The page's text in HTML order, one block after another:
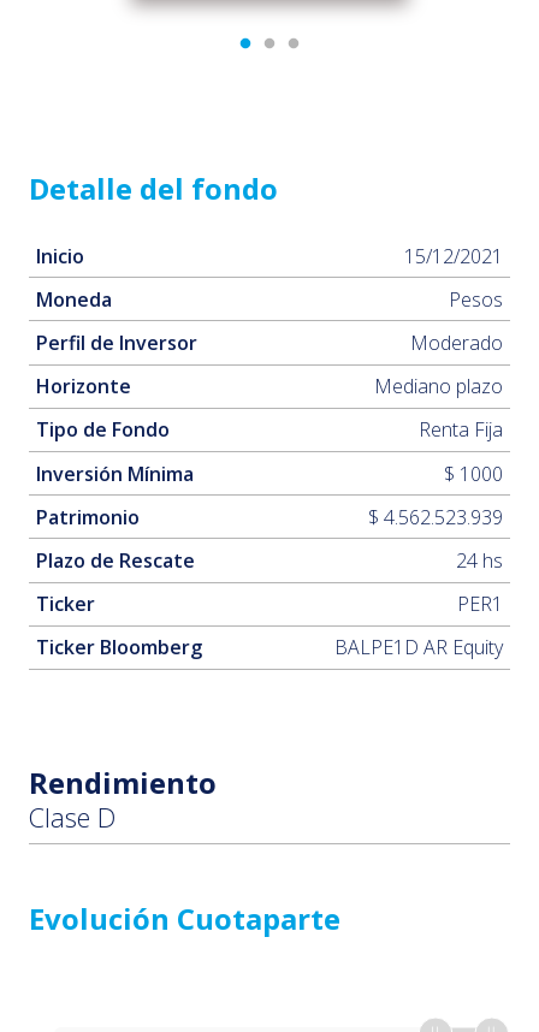
Detalle del fondo
Inicio
15/12/2021
Moneda
Pesos
Perfil de Inversor
Moderado
Horizonte
Mediano plazo
Tipo de Fondo
Renta Fija
Inversión Mínima
$ 1000
Patrimonio
$ 4.562.523.939
Plazo de Rescate
24 hs
Ticker
PER1
Ticker Bloomberg
BALPE1D AR Equity
Rendimiento
Clase D
Evolución Cuotaparte